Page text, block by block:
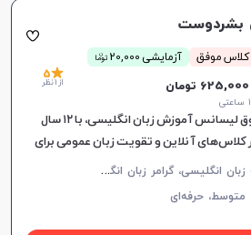
بشردوست
آزمایشی 20,000 توما
ن
5
از 1 نظر
مدرک تیسول از استرالیا و فوق لیسانس آموزش زبان انگلیسی، با ۱۲ سال
آنلاین و تقویت زبان عمومی برای
تضمین می‌کند.
م
کالمه زبان انگلیسی، گرامر زبان انگلیسی، زبان انگلیسی تجاری، زبان انگلیسی آمریکایی
متوسط،حرفه‌ای